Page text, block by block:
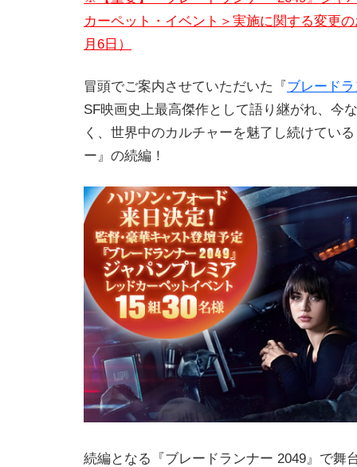
カーペット・イベント＞実施に関する変更
月6日）
冒頭でご案内させていただいた『ブレード
SF映画史上最高傑作として語り継がれ、今
く、世界中のカルチャーを魅了し続けてい
ー』の続編！
続編となる『ブレードランナー 2049』で舞